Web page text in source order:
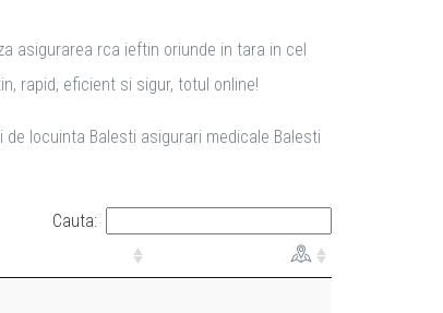
asigurarea rca ieftin oriunde in tara in cel
rapid, eficient si sigur, totul online!
locuinta Balesti asigurari medicale Balesti
Cauta: